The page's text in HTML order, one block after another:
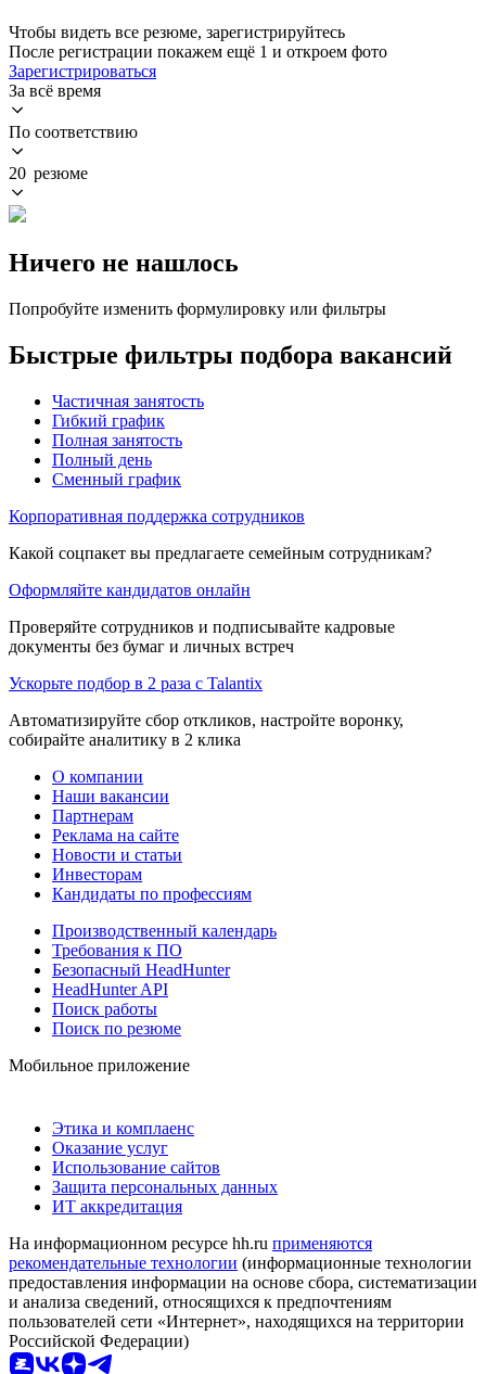
Чтобы видеть все резюме, зарегистрируйтесь
После регистрации покажем ещё 1 и откроем фото
Зарегистрироваться
За всё время
По соответствию
20 резюме
Ничего не нашлось
Попробуйте изменить формулировку или фильтры
Быстрые фильтры подбора вакансий
Частичная занятость
Гибкий график
Полная занятость
Полный день
Сменный график
Корпоративная поддержка сотрудников
Какой соцпакет вы предлагаете семейным сотрудникам?
Оформляйте кандидатов онлайн
Проверяйте сотрудников и подписывайте кадровые
документы без бумаг и личных встреч
Ускорьте подбор в 2 раза с Talantix
Автоматизируйте сбор откликов, настройте воронку,
собирайте аналитику в 2 клика
О компании
Наши вакансии
Партнерам
Реклама на сайте
Новости и статьи
Инвесторам
Кандидаты по профессиям
Производственный календарь
Требования к ПО
Безопасный HeadHunter
HeadHunter API
Поиск работы
Поиск по резюме
Мобильное приложение
Этика и комплаенс
Оказание услуг
Использование сайтов
Защита персональных данных
ИТ аккредитация
На информационном ресурсе hh.ru применяются
рекомендательные технологии (информационные технологии
предоставления информации на основе сбора, систематизации
и анализа сведений, относящихся к предпочтениям
пользователей сети «Интернет», находящихся на территории
Российской Федерации)